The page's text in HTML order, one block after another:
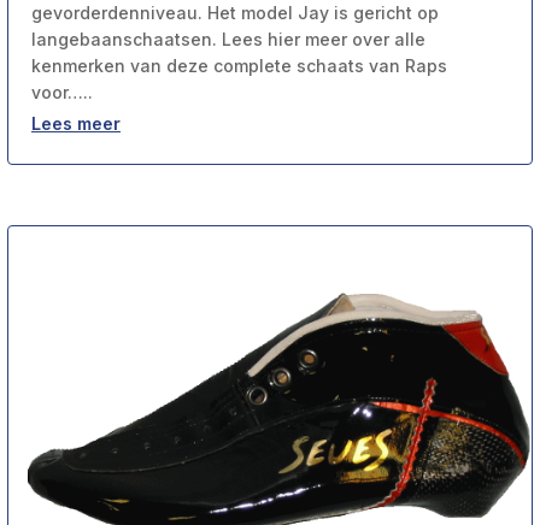
gevorderdenniveau. Het model Jay is gericht op
langebaanschaatsen. Lees hier meer over alle
kenmerken van deze complete schaats van Raps
voor…..
Lees meer